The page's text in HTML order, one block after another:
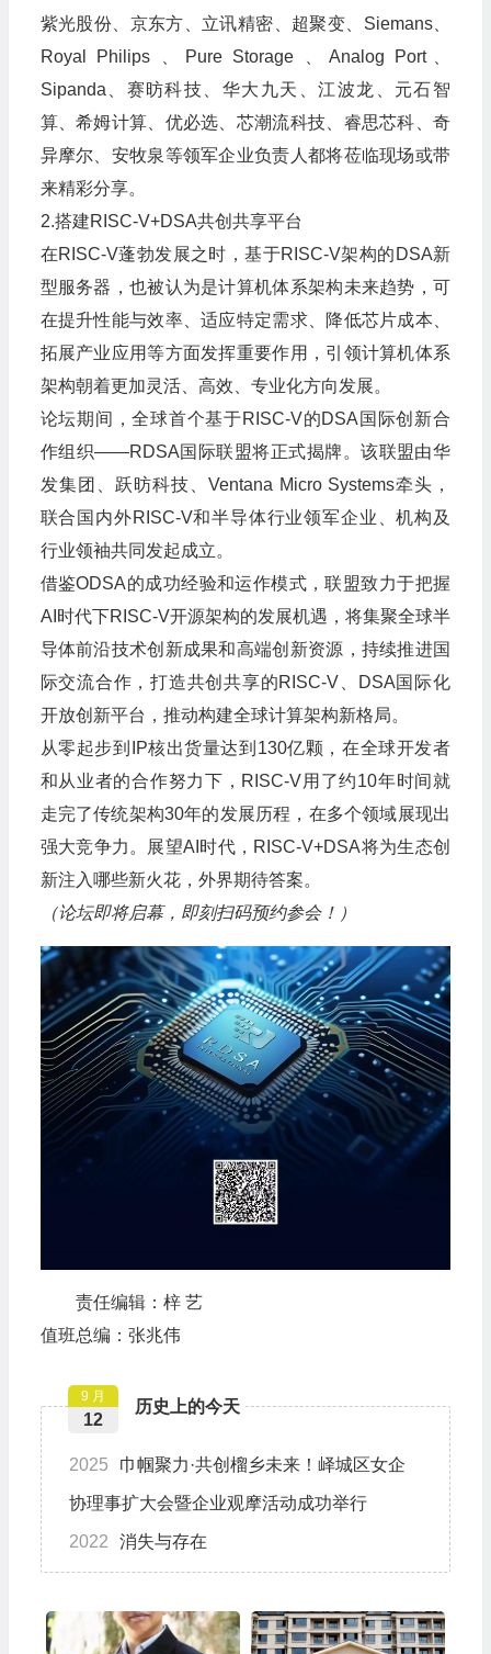
紫光股份、京东方、立讯精密、超聚变、Siemans、
Royal Philips 、Pure Storage 、Analog Port、
Sipanda、赛昉科技、华大九天、江波龙、元石智
算、希姆计算、优必选、芯潮流科技、睿思芯科、奇
异摩尔、安牧泉等领军企业负责人都将莅临现场或带
来精彩分享。
2.搭建RISC-V+DSA共创共享平台
在RISC-V蓬勃发展之时，基于RISC-V架构的DSA新
型服务器，也被认为是计算机体系架构未来趋势，可
在提升性能与效率、适应特定需求、降低芯片成本、
拓展产业应用等方面发挥重要作用，引领计算机体系
架构朝着更加灵活、高效、专业化方向发展。
论坛期间，全球首个基于RISC-V的DSA国际创新合
作组织——RDSA国际联盟将正式揭牌。该联盟由华
发集团、跃昉科技、Ventana Micro Systems牵头，
联合国内外RISC-V和半导体行业领军企业、机构及
行业领袖共同发起成立。
借鉴ODSA的成功经验和运作模式，联盟致力于把握
AI时代下RISC-V开源架构的发展机遇，将集聚全球半
导体前沿技术创新成果和高端创新资源，持续推进国
际交流合作，打造共创共享的RISC-V、DSA国际化
开放创新平台，推动构建全球计算架构新格局。
从零起步到IP核出货量达到130亿颗，在全球开发者
和从业者的合作努力下，RISC-V用了约10年时间就
走完了传统架构30年的发展历程，在多个领域展现出
强大竞争力。展望AI时代，RISC-V+DSA将为生态创
新注入哪些新火花，外界期待答案。
（论坛即将启幕，即刻扫码预约参会！）
责任编辑：梓 艺
值班总编：张兆伟
历史上的今天
9 月
12
2025 巾帼聚力·共创榴乡未来！峄城区女企
协理事扩大会暨企业观摩活动成功举行
2022 消失与存在